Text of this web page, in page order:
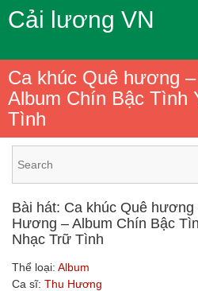
Cải lương VN
Ca khúc Quê hương
Album Chín Bậc Tình
Tình
Bài hát: Ca khúc Quê hương
Hương – Album Chín Bậc
Nhạc Trữ Tình
Thể loại: Album
Ca sĩ: Thu Hương